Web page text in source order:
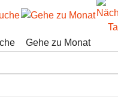
Gehe zu Monat